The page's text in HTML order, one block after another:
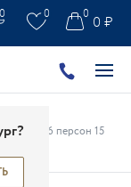
0 0 0 ₽
0
6 персон 15